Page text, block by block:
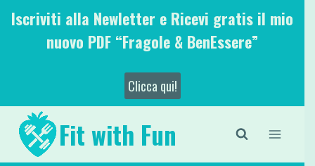
SaltaIscriviti alla Newletter e Ricevi gratis il mio
nuovo PDF “Fragole & BenEssere”
Clicca qui!
Fit with Fun